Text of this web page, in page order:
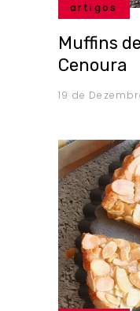
artigos
Muffins
Cenoura
19 de